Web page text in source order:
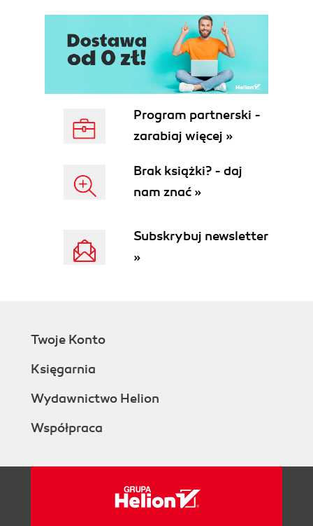
Podziękowania
Program partnerski -
zarabiaj więcej »
Brak książki? - daj
nam znać »
Subskrybuj newsletter
»
Twoje Konto
Księgarnia
Wydawnictwo Helion
Współpraca